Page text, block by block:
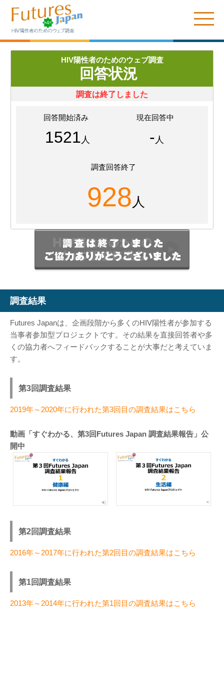
調査結果
Futures Japanは、企画段階から多くのHIV陽性者が参加する
当事者参加型プロジェクトです。その結果を直接回答者や多
くの協力者へフィードバックすることが大事だと考えていま
す。
第3回調査結果
2019年～2020年に行われた第3回目の調査結果はこちら
動画「すぐわかる、第3回Futures Japan 調査結果報告」公
開中
第2回調査結果
2016年～2017年に行われた第2回目の調査結果はこちら
第1回調査結果
2013年～2014年に行われた第1回目の調査結果はこちら
HIV陽性者のためのウェブ調査
回答状況
調査は終了しました
回答開始済み
1521 人
現在回答中
- 人
調査回答終了
928 人